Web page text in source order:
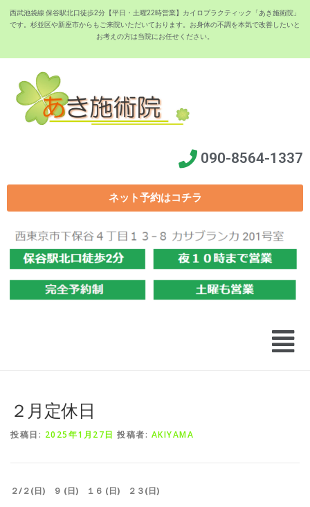
西武池袋線 保谷駅北口徒歩2分【平日・土曜22時営業】カイロプラクティック「あき施術院」
です。杉並区や新座市からもご来院いただいております。お身体の不調を本気で改善したいと
お考えの方は当院にお任せください。
090-8564-1337
ネット予約はコチラ
２月定休日
投稿日: 2025年1月27日 投稿者: AKIYAMA
２/２(日) ９ (日) １６ (日) ２３(日)